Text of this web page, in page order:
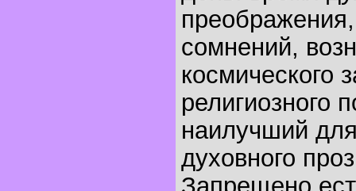
сомнений,
космического
религиозного
наилучший
духовного
Запрещено